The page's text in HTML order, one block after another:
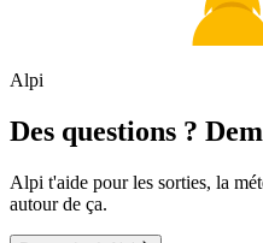
Alpi
Des questions ?
Alpi t'aide pour les sorties, la
autour de ça.